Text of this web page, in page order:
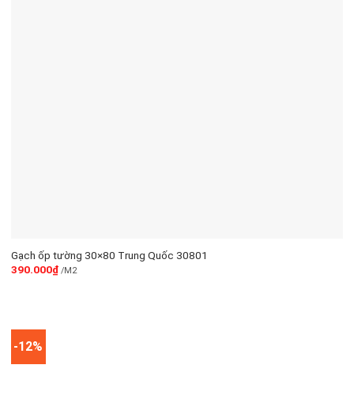
Gạch ốp tường 30×80 Trung Quốc 30801
390.000₫/M2
-12%